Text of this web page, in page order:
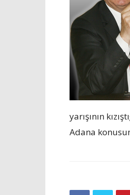
yarışının
Adana